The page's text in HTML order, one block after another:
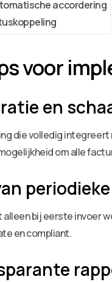
accordering
voor
en
die volledig
om alle
bij eerste invoer
en compliant.